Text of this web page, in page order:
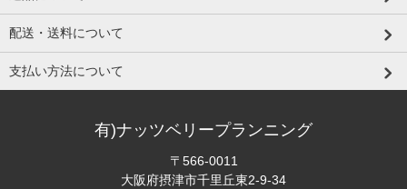
配送・送料について
支払い方法について
有)ナッツベリープランニング
〒566-0011
大阪府摂津市千里丘東2-9-34